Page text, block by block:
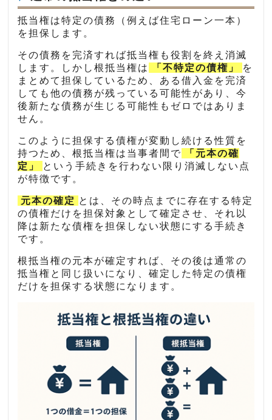
抵当権は特定の債務（例えば住宅ローン一本）
を担保します。
その債務を完済すれば抵当権も役割を終え消滅
します。しかし根抵当権は
「不特定の債権」
を
まとめて担保しているため、ある借入金を完済
しても他の債務が残っている可能性があり、今
後新たな債務が生じる可能性もゼロではありま
せん。
このように担保する債権が変動し続ける性質を
持つため、根抵当権は当事者間で
「元本の確
定」
という手続きを行わない限り消滅しない点
が特徴です。
元本の確定 とは、その時点までに存在する特定
の債権だけを担保対象として確定させ、それ以
降は新たな債権を担保しない状態にする手続き
です。
根抵当権の元本が確定すれば、その後は通常の
抵当権と同じ扱いになり、確定した特定の債権
だけを担保する状態になります。